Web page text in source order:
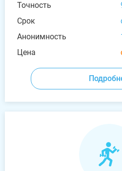
Точность
Срок
Анонимность
Цена